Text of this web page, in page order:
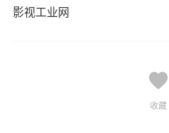
影视工业网
收藏